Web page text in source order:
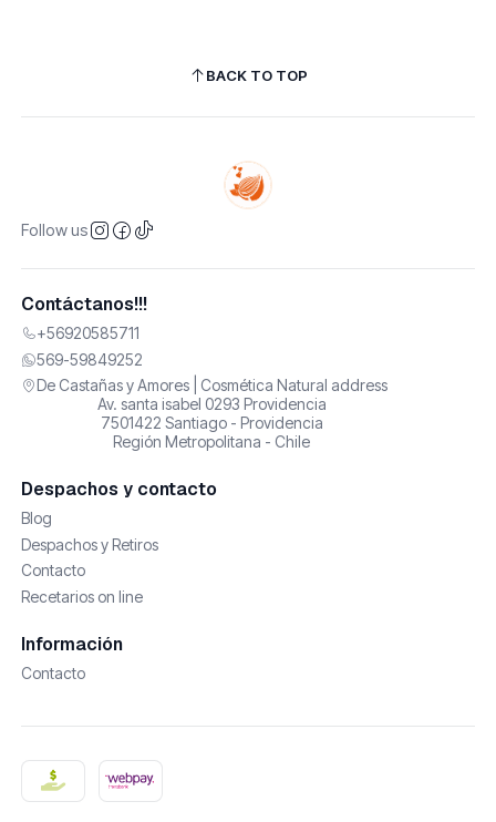
BACK TO TOP
Follow us
Contáctanos!!!
+56920585711
569-59849252
De Castañas y Amores | Cosmética Natural address
Av. santa isabel 0293 Providencia
7501422 Santiago - Providencia
Región Metropolitana - Chile
Despachos y contacto
Blog
Despachos y Retiros
Contacto
Recetarios on line
Información
Contacto